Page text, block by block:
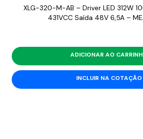
XLG-320-M-AB – Driver LED 312W
431VCC Saída 48V 6,5A –
ADICIONAR AO
INCLUIR NA COTAÇÃO